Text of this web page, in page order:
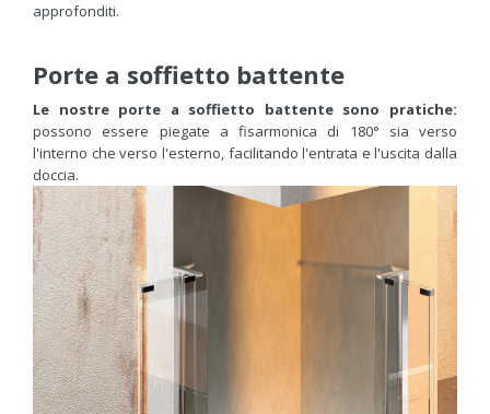
approfonditi.
Porte a soffietto battente
Le nostre porte a soffietto battente sono pratiche:
possono essere piegate a fisarmonica di 180° sia verso
l'interno che verso l'esterno, facilitando l'entrata e l'uscita dalla
doccia.